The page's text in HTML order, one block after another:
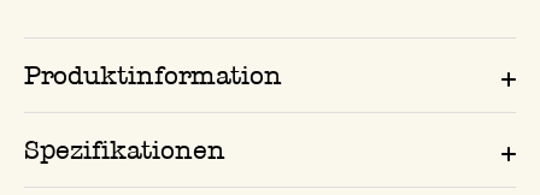
Produktinformation
Spezifikationen